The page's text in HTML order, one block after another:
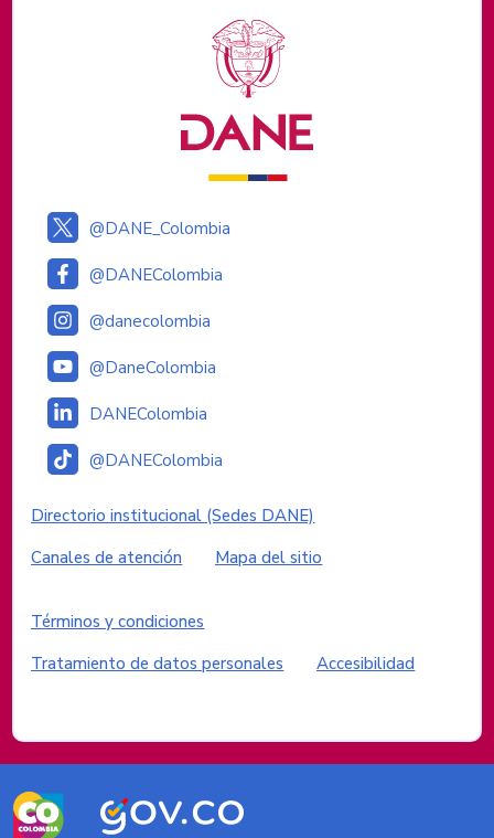
Logos institucionales
@DANE_Colombia
@DANEColombia
@danecolombia
@DaneColombia
DANEColombia
@DANEColombia
Enlaces institucionales
Directorio institucional (Sedes DANE)
Canales de atención
Mapa del sitio
Enlaces del sitio
Términos y condiciones
Tratamiento de datos personales
Accesibilidad
Logos del Gobierno de Colombia
Logo
marca
Logo